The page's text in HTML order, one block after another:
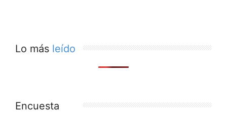
Lo más leído
Encuesta